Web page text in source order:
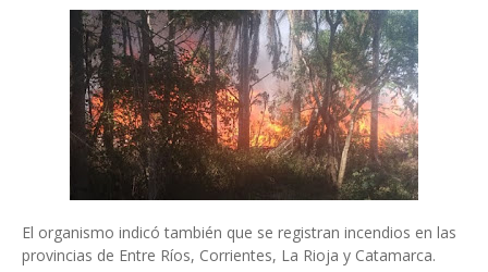
El organismo indicó también que se registran incendios en las
provincias de Entre Ríos, Corrientes, La Rioja y Catamarca.